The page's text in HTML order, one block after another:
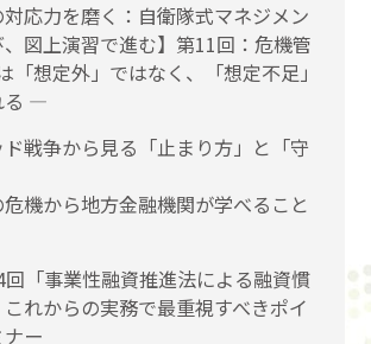
対応力を磨く：自衛隊式マネジメン
、図上演習で進む】第11回：危機管
想定外」ではなく、「想定不足」
る ―
戦争から見る「止まり方」と「守
機から地方金融機関が学べること
回「事業性融資推進法による融資慣
れからの実務で最重視すべきポイ
ー